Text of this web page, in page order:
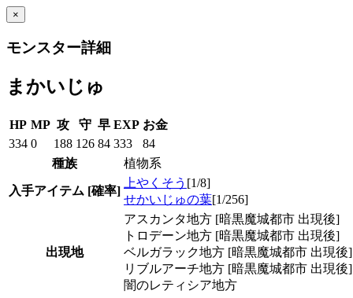
×
モンスター詳細
まかいじゅ
HP MP 攻 守 早 EXP お金
334 0 188 126 84 333
84
種族
植物系
入手アイテム [確率]
上やくそう [1/8]
せかいじゅの葉[1/256]
出現地
アスカンタ地方 [暗黒魔城都市 出現後]
トロデーン地方 [暗黒魔城都市 出現後]
ベルガラック地方 [暗黒魔城都市 出現後]
リブルアーチ地方 [暗黒魔城都市 出現後]
闇のレティシア地方